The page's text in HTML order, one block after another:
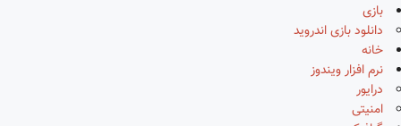
بازی
دانلود بازی اندروید
خانه
نرم افزار ویندوز
درایور
امنیتی